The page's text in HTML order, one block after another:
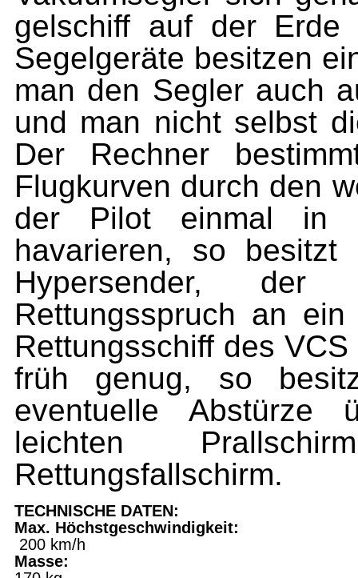
gelschiff auf der
Segelgeräte besitzen
man den Segler auch
und man nicht selbst
Der Rechner
Flugkur­ven durch den
der Pilot einmal in
havarieren, so besitzt
Hypersender, der
Rettungsspruch an
Rettungsschiff des
früh genug, so
eventuelle Abstürze
leichten
Rettungsfallschirm.
TECHNISCHE DATEN:
Max. Höchstgeschwindigkeit:
200 km/h
Masse: